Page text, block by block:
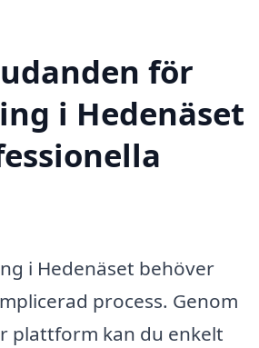
för
i Hedenäset
i Hedenäset behöver
process. Genom
plattform kan du enkelt